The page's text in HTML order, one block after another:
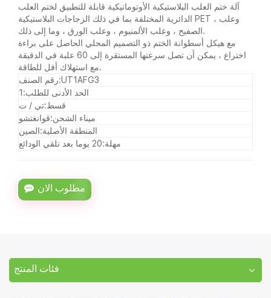
آلة ختم العلب البلاستيكية الأوتوماتيكية قابلة للتطبيق لختم العلب
الدائرية المختلفة بما في ذلك الزجاجات البلاستيكية PET ، وعلب
الصفيح ، وعلب الألمنيوم ، وعلب الورق ، وما إلى ذلك.
مع هيكل أسطوانة الختم ذو التصميم المحلي الحاصل على براءة
اختراع ، يمكن أن تصل سرعتها المستقرة إلى 60 علبة في الدقيقة
مع استهلاك أقل للطاقة.
رقم الصنف:UT1AFG3
الحد الأدنى للطلب:1
قسط:تي / ت
ميناء الشحن:قوانغتشو
المنطقة الأصلية:الصين
مهلة:20 يوما بعد تلقي الودائع
مطلوب الان
فئات المنتج